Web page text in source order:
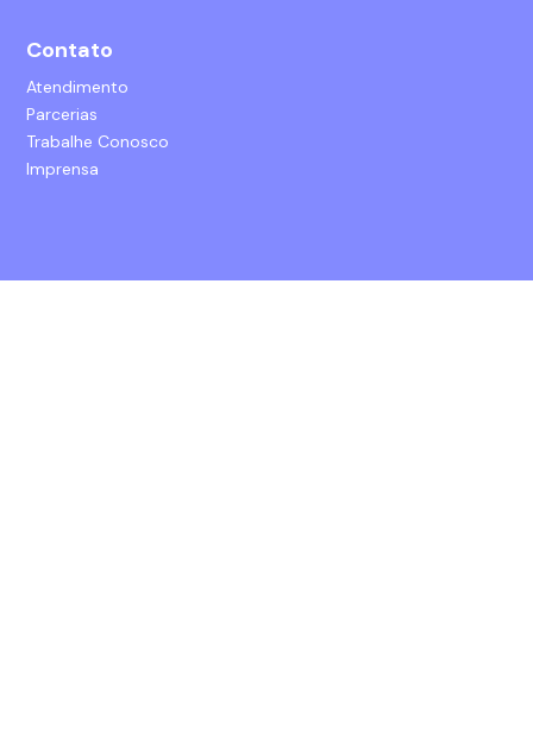
Contato
Atendimento
Parcerias
Trabalhe Conosco
Imprensa